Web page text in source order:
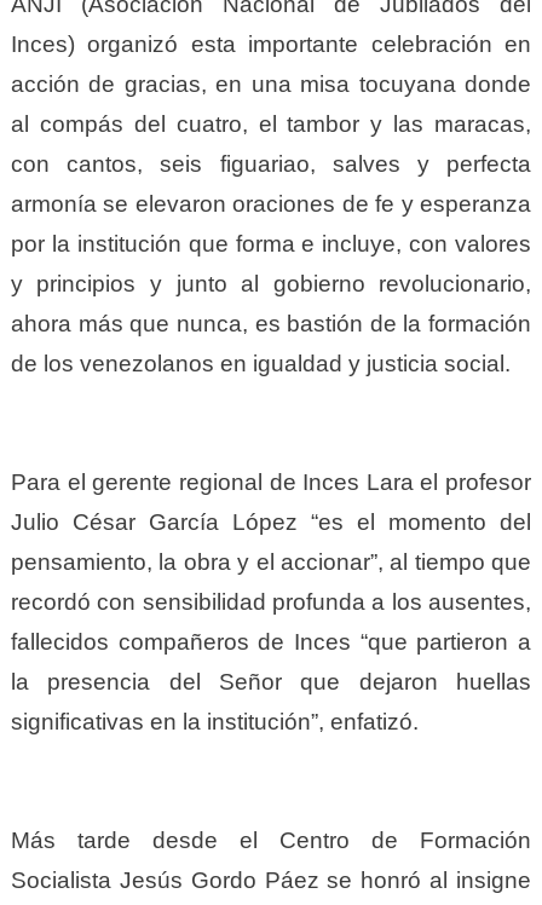
Inces) organizó esta importante celebración en
acción de gracias, en una misa tocuyana donde
al compás del cuatro, el tambor y las maracas,
con cantos, seis figuariao, salves y perfecta
armonía se elevaron oraciones de fe y esperanza
por la institución que forma e incluye, con valores
y principios y junto al gobierno revolucionario,
ahora más que nunca, es bastión de la formación
de los venezolanos en igualdad y justicia social.
Para el gerente regional de Inces Lara el profesor
Julio César García López “es el momento del
pensamiento, la obra y el accionar”, al tiempo que
recordó con sensibilidad profunda a los ausentes,
fallecidos compañeros de Inces “que partieron a
la presencia del Señor que dejaron huellas
significativas en la institución”, enfatizó.
Más tarde desde el Centro de Formación
Socialista Jesús Gordo Páez se honró al insigne